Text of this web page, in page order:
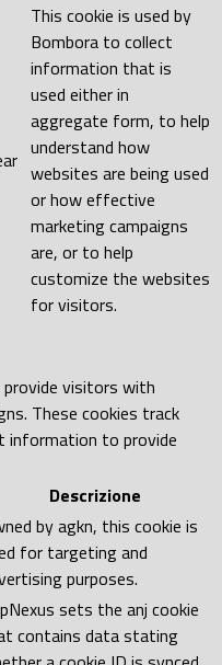
This cookie is used by
Bombora to collect
information that is
used either in
aggregate form, to help
understand how
websites are being used
or how effective
marketing campaigns
are, or to help
customize the websites
for visitors.
visitors with
These cookies track
information to provide
Descrizione
by agkn, this cookie is
for targeting and
purposes.
sets the anj cookie
contains data stating